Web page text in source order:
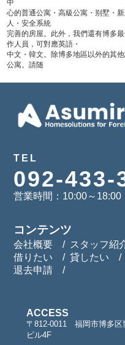
中
心的普通公寓・高級公寓・别墅・
人・安全系統
完善的房屋。此外，我們還有博多
作人員，可對應英語・
中文・韓文。除博多地區以外的其
公寓。請随
TEL
092-433-
営業時間：10:00～
コンテンツ
会社概要 スタッフ紹
借りたい
貸したい
退去申請
ACCESS
〒812-0011 福岡市博多
ビル4F